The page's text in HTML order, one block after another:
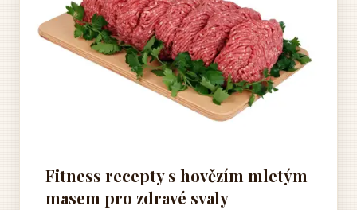
Fitness recepty s hovězím mletým
masem pro zdravé svaly